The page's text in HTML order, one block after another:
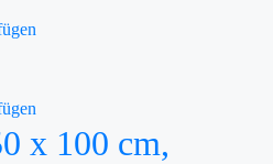
x 100 cm,